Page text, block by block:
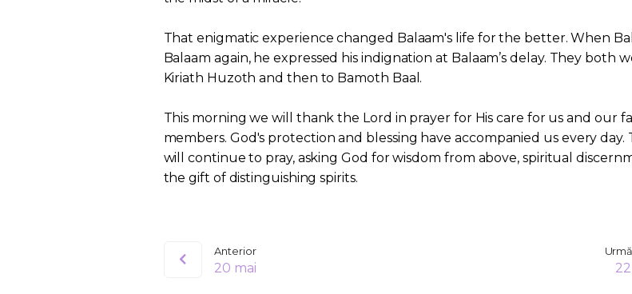
That enigmatic experience changed Balaam's life for the better. When
Balaam again, he expressed his indignation at Balaam’s delay. They both
Kiriath Huzoth and then to Bamoth Baal.
This morning we will thank the Lord in prayer for His care for us and our
members. God's protection and blessing have accompanied us every day.
will continue to pray, asking God for wisdom from above, spiritual
the gift of distinguishing spirits.
Anterior
20 mai